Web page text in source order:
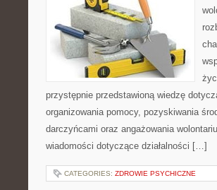
przystępnie przedstawioną wiedzę
organizowania pomocy, pozyskiwania
darczyńcami oraz angażowania
wiadomości dotyczące działalności […]
CATEGORIES: ZDROWIE PSYCHICZNE